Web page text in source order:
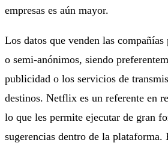
empresas es aún mayor.
Los datos que venden las compañías
o semi-anónimos, siendo
publicidad o los servicios de
destinos. Netflix es un referente en
lo que les permite ejecutar de gran
sugerencias dentro de la plataforma.